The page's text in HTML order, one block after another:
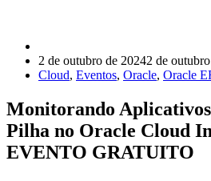
2 de outubro de 20242 de
Cloud, Eventos, Oracle, Oracle
Monitorando
Pilha no Oracle Cloud
EVENTO GRATUITO